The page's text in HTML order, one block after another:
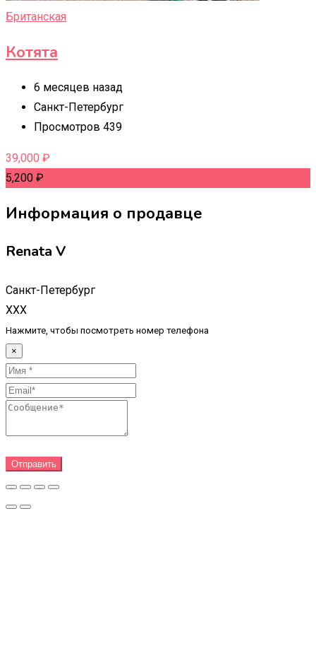
Британская
Котята
6 месяцев назад
Санкт-Петербург
Просмотров 439
39,000 ₽
5,200 ₽
Информация о продавце
Renata V
Санкт-Петербург
XXX
Нажмите, чтобы посмотреть номер телефона
×
Отправить